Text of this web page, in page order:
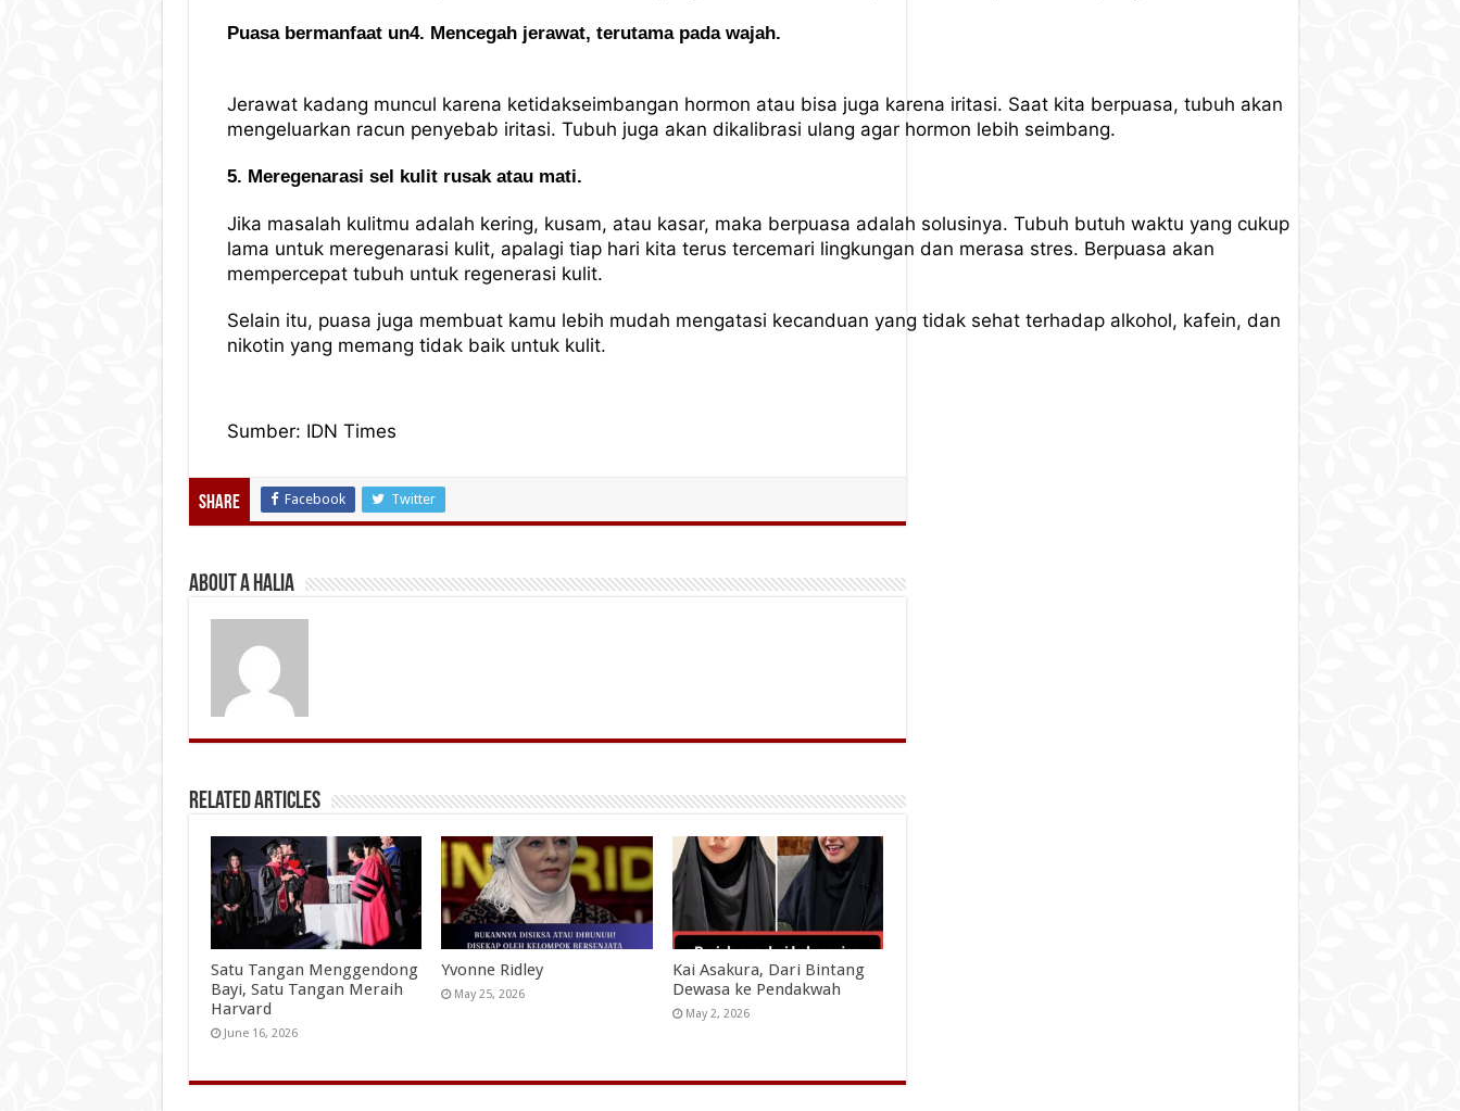
Puasa bermanfaat un4. Mencegah jerawat, terutama pada wajah.
Jerawat kadang muncul karena ketidakseimbangan hormon atau bisa juga karena iritasi. Saat kita berpuasa, tubuh akan
mengeluarkan racun penyebab iritasi. Tubuh juga akan dikalibrasi ulang agar hormon lebih seimbang.
5. Meregenarasi sel kulit rusak atau mati.
Jika masalah kulitmu adalah kering, kusam, atau kasar, maka berpuasa adalah solusinya. Tubuh butuh waktu yang cukup
lama untuk meregenarasi kulit, apalagi tiap hari kita terus tercemari lingkungan dan merasa stres. Berpuasa akan
mempercepat tubuh untuk regenerasi kulit.
Selain itu, puasa juga membuat kamu lebih mudah mengatasi kecanduan yang tidak sehat terhadap alkohol, kafein, dan
nikotin yang memang tidak baik untuk kulit.
Sumber: IDN Times
Share Facebook Twitter
About A Halia
Related Articles
Satu Tangan Menggendong
Bayi, Satu Tangan Meraih
Harvard
June 16, 2026
Yvonne Ridley
May 25, 2026
Kai Asakura, Dari Bintang
Dewasa ke Pendakwah
May 2, 2026